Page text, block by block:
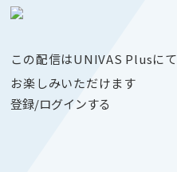
この配信はUNIVAS Plusにて
お楽しみいただけます
登録/ログインする